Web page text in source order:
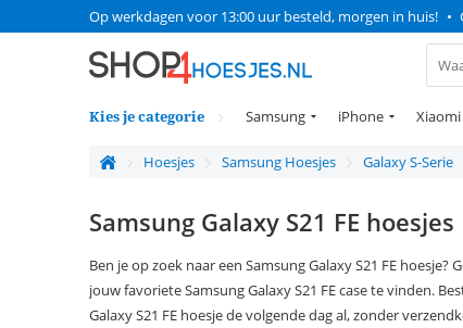
Op werkdagen voor 13:00 uur besteld, morgen in huis! •
Kies je categorie Samsung iPhone Xiaomi
Hoesjes Samsung Hoesjes Galaxy S-Serie
Samsung Galaxy S21 FE hoesjes
Ben je op zoek naar een Samsung Galaxy S21 FE
jouw favoriete Samsung Galaxy S21 FE case te vinden.
Galaxy S21 FE hoesje de volgende dag al, zonder